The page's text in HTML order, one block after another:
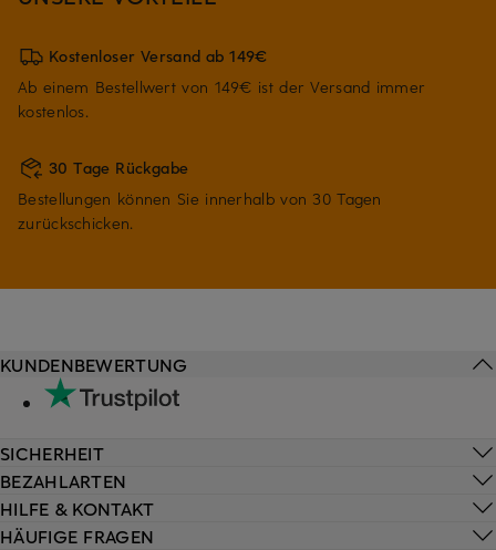
Kostenloser Versand ab 149€
Ab einem Bestellwert von 149€ ist der Versand immer
kostenlos.
30 Tage Rückgabe
Bestellungen können Sie innerhalb von 30 Tagen
zurückschicken.
HILFE & KONTAKT
HÄUFIGE FRAGEN
KUNDENBEWERTUNG
SICHERHEIT
BEZAHLARTEN